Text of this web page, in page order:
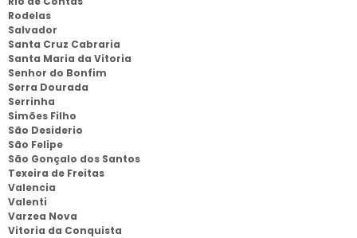
Rodelas
Salvador
Santa Cruz Cabraria
Santa Maria da Vitoria
Senhor do Bonfim
Serra Dourada
Serrinha
Simões Filho
São Desiderio
São Felipe
São Gonçalo dos Santos
Texeira de Freitas
Valencia
Valenti
Varzea Nova
Vitoria da Conquista